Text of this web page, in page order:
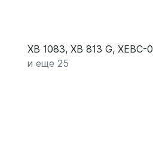
XB 1083, XB 813 G, XEBC-
и еще 25